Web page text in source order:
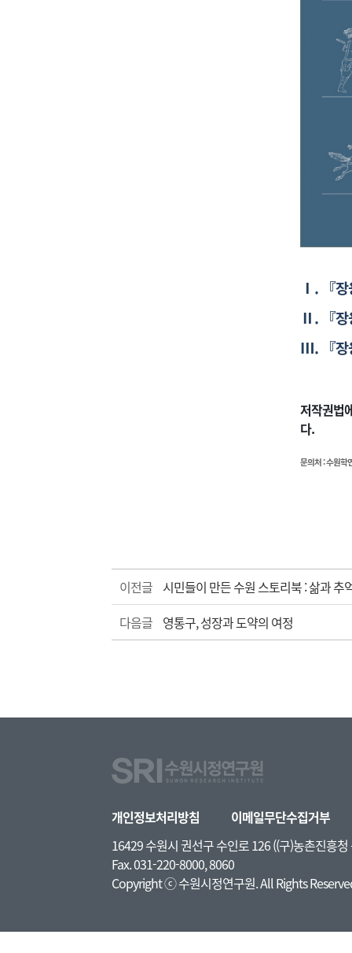
Ⅰ. 『장
Ⅱ. 『장
Ⅲ. 『장
저작권법
다.
문의처 : 수원학
이전글 시민들이 만든 수원 스토리북 : 삶과 추
다음글 영통구, 성장과 도약의 여정
개인정보처리방침
이메일무단수집거부
16429 수원시 권선구 수인로 126 ((구)농촌진흥
Fax. 031-220-8000, 8060
Copyright ⓒ 수원시정연구원. All Rights